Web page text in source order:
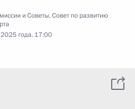
и Советы,Совет по развитию
года, 17:00